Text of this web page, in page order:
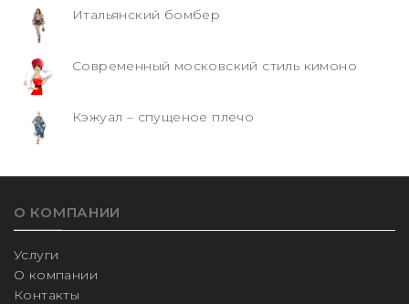
Итальянский бомбер
Современный московский стиль кимоно
Кэжуал – спущеное плечо
О КОМПАНИИ
Услуги
О компании
Контакты